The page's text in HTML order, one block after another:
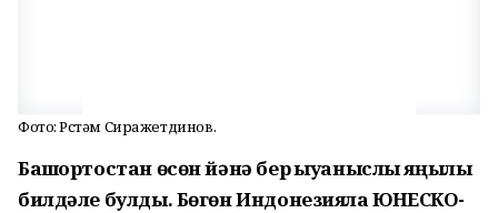
Фото: Рөстәм Сиражетдинов.
Башҡортостан өсөн йәнә бер ҡыуаныслы яңылыҡ
билдәле булды. Бөгөн Индонезияла ЮНЕСКО-